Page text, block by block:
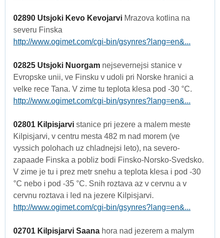
02890 Utsjoki Kevo Kevojarvi Mrazova kotlina na
severu Finska
http://www.ogimet.com/cgi-bin/gsynres?lang=en&...
02825 Utsjoki Nuorgam nejsevernejsi stanice v
Evropske unii, ve Finsku v udoli pri Norske hranici a
velke rece Tana. V zime tu teplota klesa pod -30 °C.
http://www.ogimet.com/cgi-bin/gsynres?lang=en&...
02801 Kilpisjarvi stanice pri jezere a malem meste
Kilpisjarvi, v centru mesta 482 m nad morem (ve
vyssich polohach uz chladnejsi leto), na severo-
zapaade Finska a pobliz bodi Finsko-Norsko-Svedsko.
V zime je tu i prez metr snehu a teplota klesa i pod -30
°C nebo i pod -35 °C. Snih roztava az v cervnu a v
cervnu roztava i led na jezere Kilpisjarvi.
http://www.ogimet.com/cgi-bin/gsynres?lang=en&...
02701 Kilpisjarvi Saana hora nad jezerem a malym